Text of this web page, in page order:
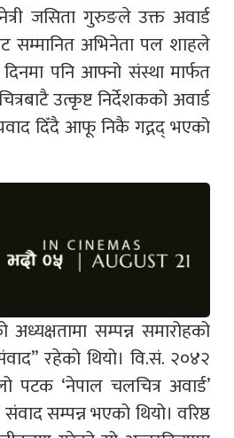
जसिता गुरुङले उक्त अवार्ड
सम्मानित अभिनेता पल शाहले
पनि आफ्नो संस्था मार्फत
उत्कृष्ट निर्देशकको अवार्ड
दिँदै आफू निकै गद्गद् भएको
सम्पन्न समारोहको
रहेको थियो। वि.सं. २०४२
पटक ‘नेपाल चलचित्र अवार्ड’
सम्पन्न भएको थियो। वरिष्ठ